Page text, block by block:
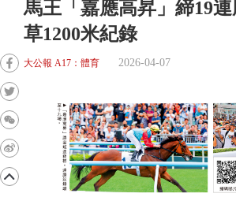
馬王「嘉應高昇」締19連
草1200米紀錄
大公報 A17：體育 2026-04-07